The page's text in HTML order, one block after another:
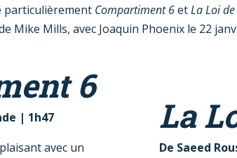
particulièrement Compartiment 6etLa Loi
Mike Mills, avec Joaquin Phoenix le 22
6
| 1h47
avec un
La
De Saeed